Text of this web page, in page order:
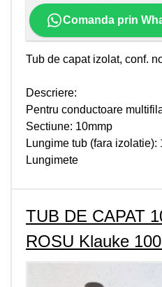
Comanda prin
Tub de capat izolat, conf.
Descriere:
Pentru conductoare
Sectiune: 10mmp
Lungime tub (fara izolatie):
Lungimete
TUB DE CAPAT
ROSU Klauke